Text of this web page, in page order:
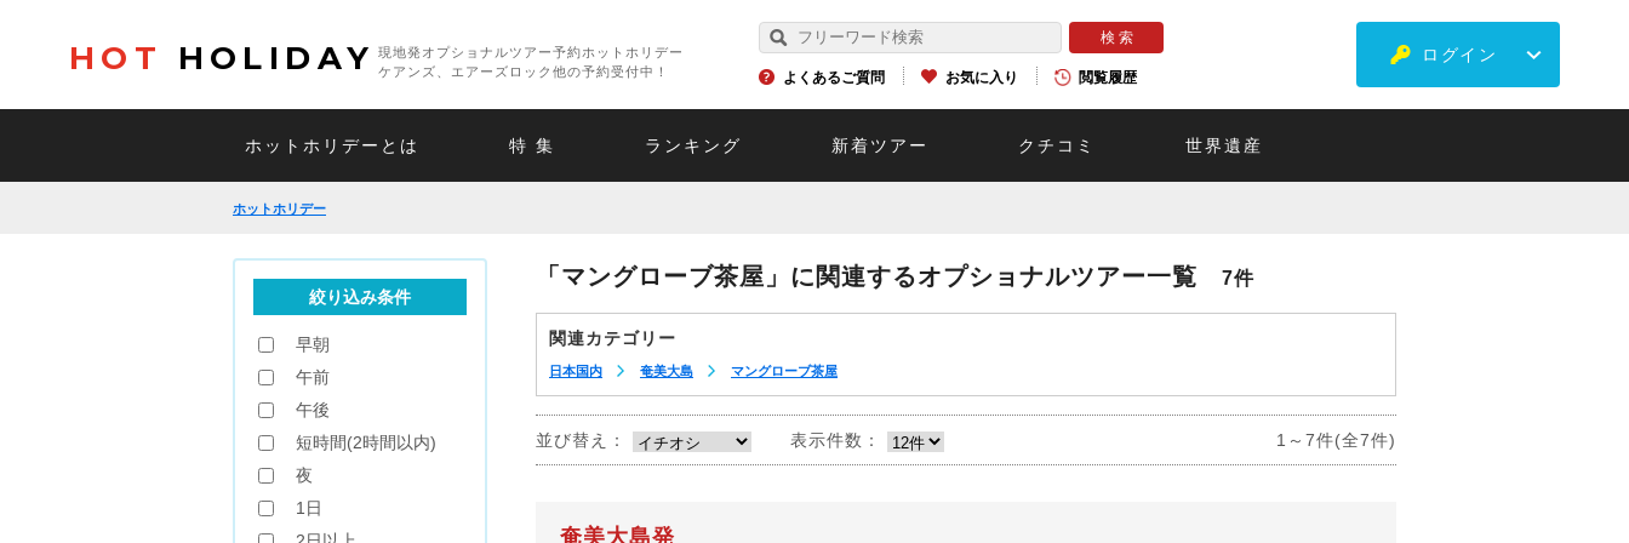
HOT HOLIDAY
現地発オプショナルツアー予約ホットホリデー
ケアンズ、エアーズロック他の予約受付中！
よくあるご質問 お気に入り 閲覧履歴
ログイン
ホットホリデーとは 特 集 ランキング 新着ツアー クチコミ 世界遺産
ホットホリデー
「マングローブ茶屋」に関連するオプショナルツアー一覧 7件
関連カテゴリー
日本国内 奄美大島 マングローブ茶屋
並び替え： 表示件数： 1～7件(全7件)
奄美大島発
絞り込み条件
早朝
午前
午後
短時間(2時間以内)
夜
1日